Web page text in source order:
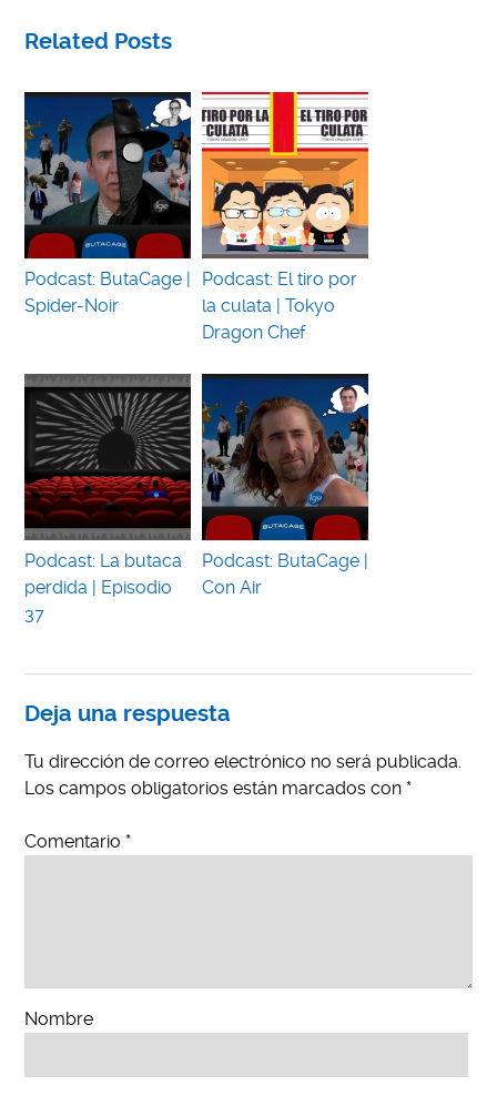
Related Posts
Podcast: ButaCage |
Spider-Noir
Podcast: El tiro por
la culata | Tokyo
Dragon Chef
Podcast: La butaca
perdida | Episodio
37
Podcast: ButaCage |
Con Air
Deja una respuesta
Tu dirección de correo electrónico no será publicada.
Los campos obligatorios están marcados con *
Comentario *
Nombre